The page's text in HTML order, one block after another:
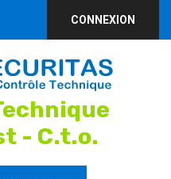
CONNEXION
- C.t.o.